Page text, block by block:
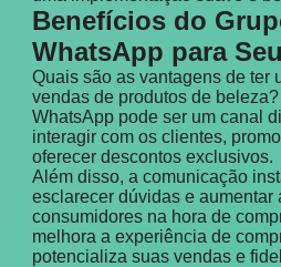
Benefícios do
WhatsApp para
Quais são as vantagens de ter
vendas de produtos de
WhatsApp pode ser um canal
interagir com os clientes,
oferecer descontos exclusivos.
Além disso, a comunicação
esclarecer dúvidas e aumentar
consumidores na hora de
melhora a experiência de
potencializa suas vendas e